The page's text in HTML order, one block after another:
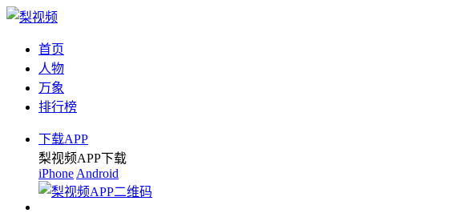
首页
人物
万象
排行榜
下载APP
梨视频APP下载
iPhone Android